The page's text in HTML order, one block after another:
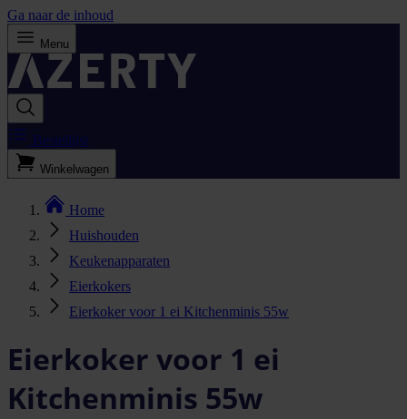
Ga naar de inhoud
Menu
Bestellijst
Winkelwagen
Home
Huishouden
Keukenapparaten
Eierkokers
Eierkoker voor 1 ei Kitchenminis 55w
Eierkoker voor 1 ei
Kitchenminis 55w